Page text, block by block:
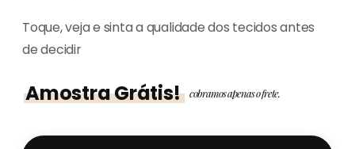
Toque, veja e sinta a qualidade dos tecidos antes
de decidir
Amostra Grátis! cobramos apenas o frete.